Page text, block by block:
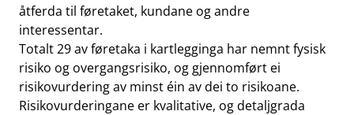
åtferda til føretaket, kundane og andre
interessentar.
Totalt 29 av føretaka i kartlegginga har nemnt fysisk
risiko og overgangsrisiko, og gjennomført ei
risikovurdering av minst éin av dei to risikoane.
Risikovurderingane er kvalitative, og detaljgrada